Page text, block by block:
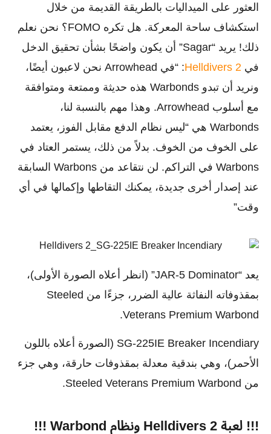
العثور على الميداليات بالطريقة القديمة من خلال
استكشاف ساحة المعركة. هل تكره FOMO؟ نحن نعلم
ذلك! يريد “Sagar” أن يكون واضحًا بشأن تحقيق الدخل
في Helldivers 2
: “في Arrowhead نحن لاعبون أيضًا،
ونريد أن تبدو Warbonds هذه حديثة وممتعة ومتوافقة
مع أسلوب Arrowhead. وهذا مهم بالنسبة لنا،
Warbonds هي “ليس نظام الدفع مقابل الفوز، يعتمد
على الخوف من الخوف. بدلاً من ذلك، يستمر العتاد في
Warbons في التراكم. لن نتقاعد من Warbons السابقة
عند إصدار أخرى جديدة، يمكنك التقاطها وإكمالها في أي
وقت”
يعد “JAR-5 Dominator” (انظر أعلاه الصورة الأولى)،
بمقذوفاته النفاثة عالية الضرر، جزءًا من Steeled
Veterans Premium Warbond.
SG-225IE Breaker Incendiary (الصورة أعلاه باللون
الأحمر)، وهي بندقية معدلة بمقذوفات حارقة، وهي جزء
من Steeled Veterans Premium Warbond.
!!! لعبة Helldivers 2 ونظام Warbond !!!